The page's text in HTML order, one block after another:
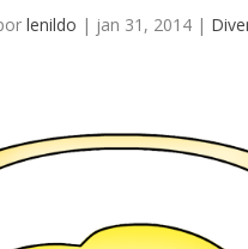
lenildo | jan 31, 2014 |